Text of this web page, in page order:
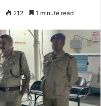
212 1 minute read